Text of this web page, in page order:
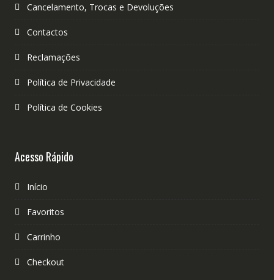
Cancelamento, Trocas e Devoluções
Contactos
Reclamações
Política de Privacidade
Política de Cookies
Acesso Rápido
Início
Favoritos
Carrinho
Checkout